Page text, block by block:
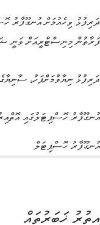
ދަރިފުޅު ވިހެއުމަށް އުނގޫފާރު
ފަރާތުން މިނިސްޓްރީއަށް ވަނީ
ދަރިފުޅު ނިޔާވުމަށްފަހު،
އުނގޫފާރު ހޮސްޕިޓަލުގައި
އުނގޫފާރު ހޮސްޕިޓަލް
އިތުރު ޚަބަރުތައް